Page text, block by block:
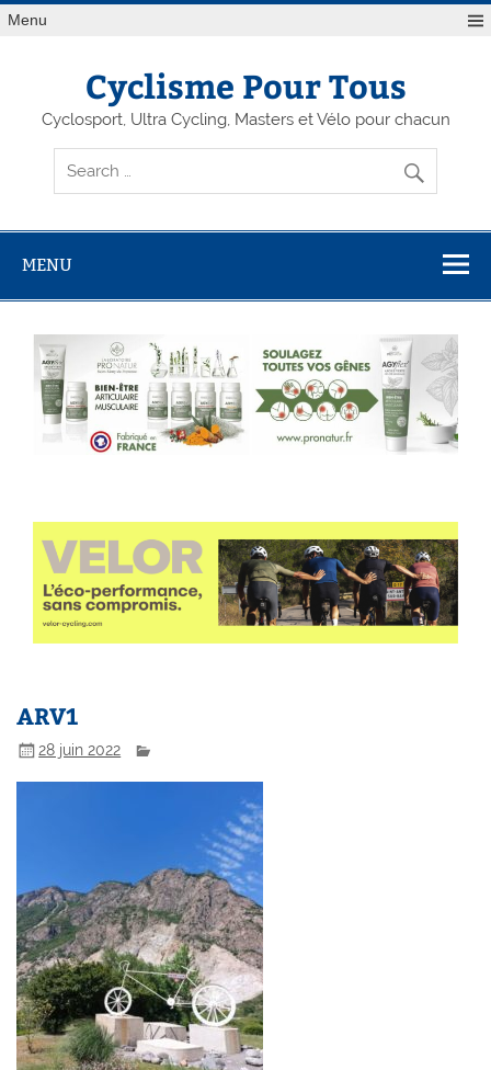
Menu
Cyclisme Pour Tous
Cyclosport, Ultra Cycling, Masters et Vélo pour chacun
MENU
ARV1
28 juin 2022